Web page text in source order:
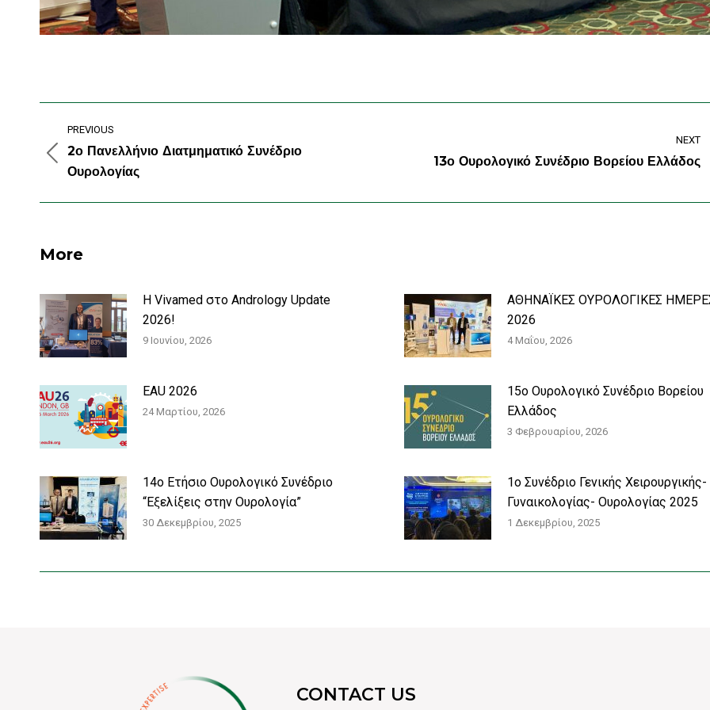
navigation
PREVIOUS
post:
2ο Πανελλήνιο Διατμηματικό Συνέδριο
Ουρολογίας
NEXT
13ο Ουρολογικό Συνέδριο Βορείου Ελλάδος
More
Η Vivamed στο Andrology Update
2026!
9 Ιουνίου, 2026
ΑΘΗΝΑΪΚΕΣ ΟΥΡΟΛΟΓΙΚΕΣ
2026
4 Μαΐου, 2026
EAU 2026
24 Μαρτίου, 2026
15o Ουρολογικό Συνέδριο Βορείου
Ελλάδος
3 Φεβρουαρίου, 2026
14ο Ετήσιο Ουρολογικό Συνέδριο
“Εξελίξεις στην Ουρολογία”
30 Δεκεμβρίου, 2025
1o Συνέδριο Γενικής Χειρουργικής-
Γυναικολογίας- Ουρολογίας 2025
1 Δεκεμβρίου, 2025
CONTACT US